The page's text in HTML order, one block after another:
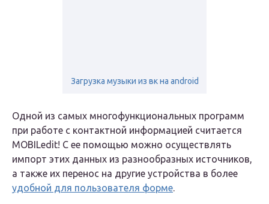
Загрузка музыки из вк на android
Одной из самых многофункциональных программ
при работе с контактной информацией считается
MOBILedit! С ее помощью можно осуществлять
импорт этих данных из разнообразных источников,
а также их перенос на другие устройства в более
удобной для пользователя форме.